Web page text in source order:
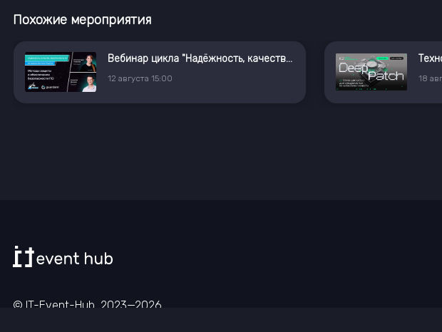
Похожие мероприятия
Вебинар цикла "Надёжность, качество, безопасность ПО: методология и инструменты"
12 августа 15:00 18
© IT-Event-Hub, 2023—2026